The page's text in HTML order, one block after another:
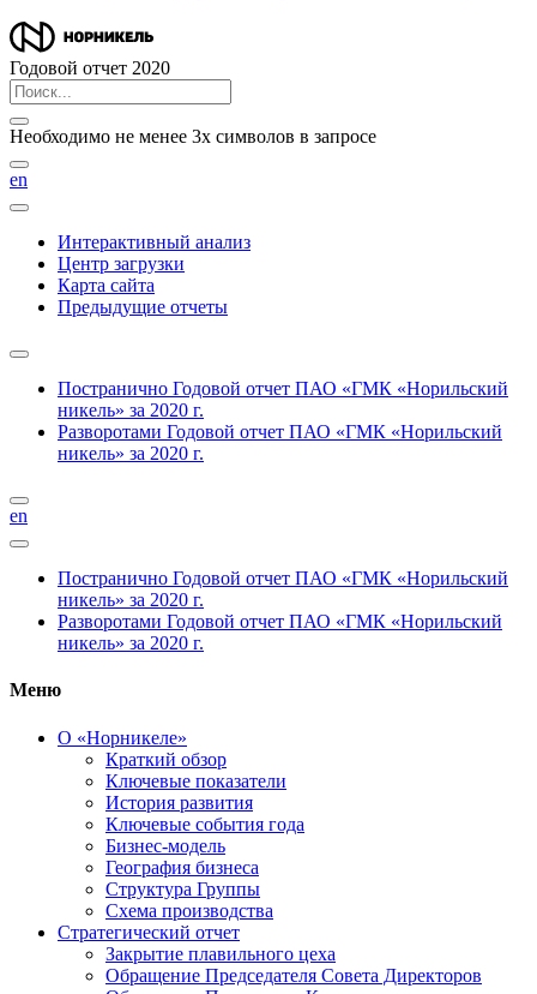
Годовой отчет 2020
Необходимо не менее 3х символов в запросе
en
Интерактивный анализ
Центр загрузки
Карта сайта
Предыдущие отчеты
Постранично Годовой отчет ПАО «ГМК «Норильский
никель» за 2020 г.
Разворотами Годовой отчет ПАО «ГМК «Норильский
никель» за 2020 г.
en
Постранично Годовой отчет ПАО «ГМК «Норильский
никель» за 2020 г.
Разворотами Годовой отчет ПАО «ГМК «Норильский
никель» за 2020 г.
Меню
О «Норникеле»
Краткий обзор
Ключевые показатели
История развития
Ключевые события года
Бизнес-модель
География бизнеса
Структура Группы
Схема производства
Стратегический отчет
Закрытие плавильного цеха
Обращение Председателя Совета Директоров